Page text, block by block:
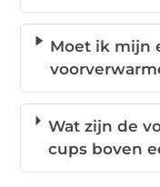
Moet ik mijn
Wat zijn de
cups boven